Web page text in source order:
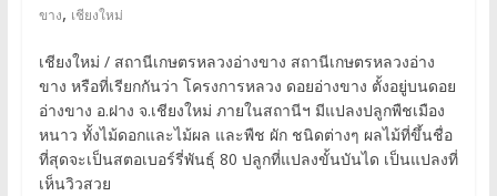
ขาง, เชียงใหม่
เชียงใหม่ / สถานีเกษตรหลวงอ่างขาง สถานีเกษตรหลวงอ่าง
ขาง หรือที่เรียกกันว่า โครงการหลวง ดอยอ่างขาง ตั้งอยู่บนดอย
อ่างขาง อ.ฝาง จ.เชียงใหม่ ภายในสถานีฯ มีแปลงปลูกพืชเมือง
หนาว ทั้งไม้ดอกและไม้ผล และพืช ผัก ชนิดต่างๆ ผลไม้ที่ขึ้นชื่อ
ที่สุดจะเป็นสตอเบอร์รี่พันธุ์ 80 ปลูกที่แปลงขั้นบันได เป็นแปลงที่
เห็นวิวสวย